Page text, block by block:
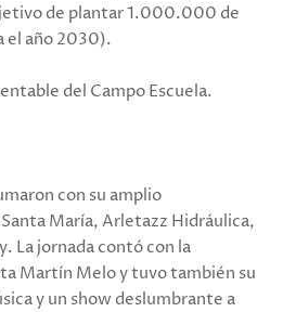
de plantar 1.000.000 de
el año 2030).
del Campo Escuela.
con su amplio
María, Arletazz Hidráulica,
La jornada contó con la
Martín Melo y tuvo también su
y un show deslumbrante a